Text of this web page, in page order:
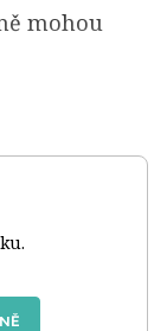
mohou